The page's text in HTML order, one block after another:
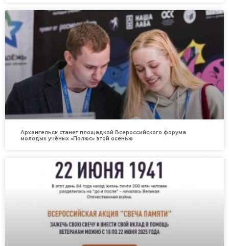
Архангельск станет площадкой Всероссийского форума
молодых учёных «Полюс» этой осенью